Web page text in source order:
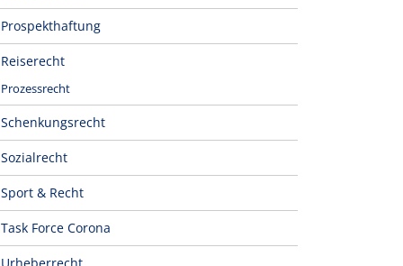
Prospekthaftung
Reiserecht
Prozessrecht
Schenkungsrecht
Sozialrecht
Sport & Recht
Task Force Corona